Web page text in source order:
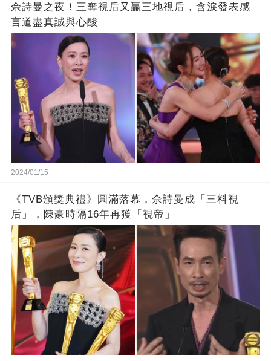
佘詩曼之夜！三奪視后又贏三地視后，含淚發表感
言道盡真誠與心酸
2024/01/15
《TVB頒獎典禮》圓滿落幕，佘詩曼成「三料視
后」，陳豪時隔16年再獲「視帝」